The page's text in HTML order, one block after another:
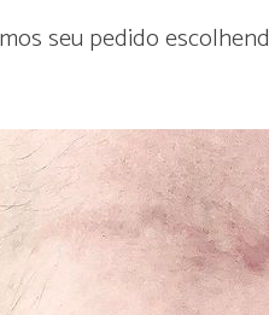
seu pedido